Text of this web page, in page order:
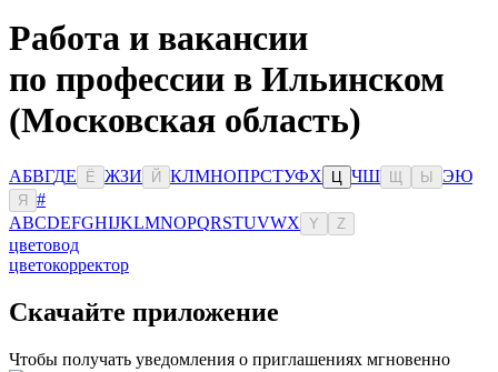
Работа и вакансии
по профессии в Ильинском
(Московская область)
АБВГДЕ Ё ЖЗИ Й КЛМНОПРСТУФХ ЧШ Ы ЭЮ
Я
#
ABCDEFGHIJKLMNOPQRSTUVWX Y Z
цветовод
цветокорректор
Скачайте приложение
Чтобы получать уведомления о приглашениях мгновенно